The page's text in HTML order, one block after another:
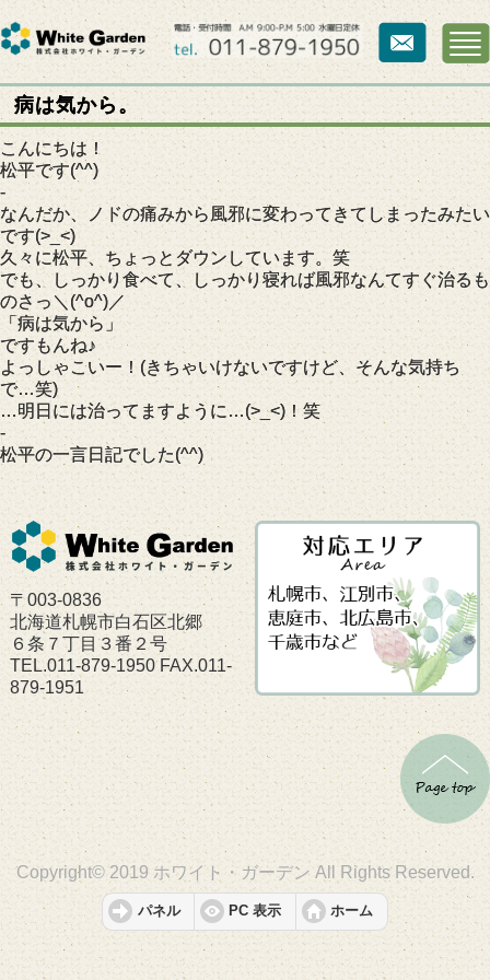
病は気から。
こんにちは！
松平です(^^)
-
なんだか、ノドの痛みから風邪に変わってきてしまったみたい
です(>_<)
久々に松平、ちょっとダウンしています。笑
でも、しっかり食べて、しっかり寝れば風邪なんてすぐ治るも
のさっ＼(^o^)／
「病は気から」
ですもんね♪
よっしゃこいー！(きちゃいけないですけど、そんな気持ち
で…笑)
…明日には治ってますように…(>_<)！笑
-
松平の一言日記でした(^^)
〒003-0836
北海道札幌市白石区北郷
６条７丁目３番２号
TEL.011-879-1950 FAX.011-
879-1951
Copyright© 2019 ホワイト・ガーデン All Rights Reserved.
パネル PC 表示 ホーム